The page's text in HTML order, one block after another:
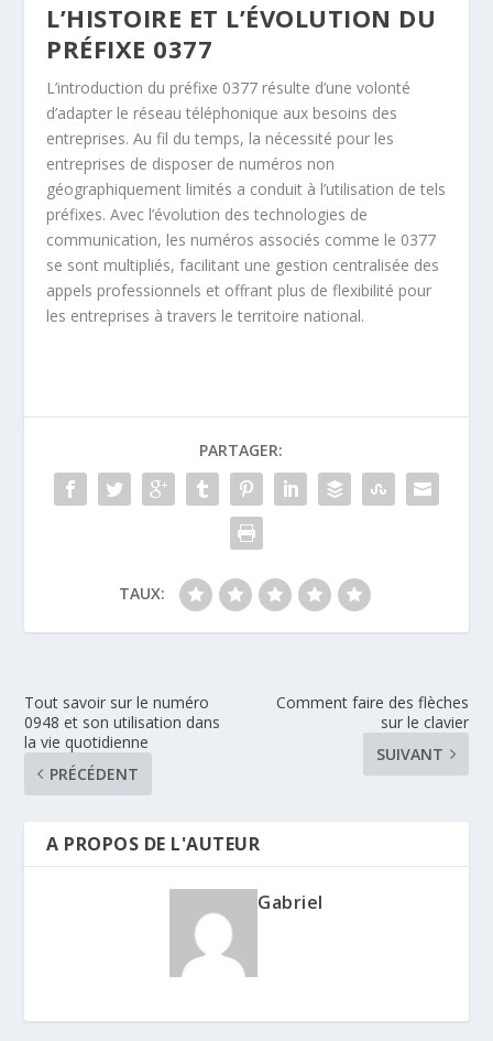
L’HISTOIRE ET L’ÉVOLUTION DU
PRÉFIXE 0377
L’introduction du préfixe 0377 résulte d’une volonté
d’adapter le réseau téléphonique aux besoins des
entreprises. Au fil du temps, la nécessité pour les
entreprises de disposer de numéros non
géographiquement limités a conduit à l’utilisation de tels
préfixes. Avec l’évolution des technologies de
communication, les numéros associés comme le 0377
se sont multipliés, facilitant une gestion centralisée des
appels professionnels et offrant plus de flexibilité pour
les entreprises à travers le territoire national.
PARTAGER:
TAUX:
Tout savoir sur le numéro
0948 et son utilisation dans
la vie quotidienne
PRÉCÉDENT
Comment faire des flèches
sur le clavier
SUIVANT
A PROPOS DE L'AUTEUR
Gabriel